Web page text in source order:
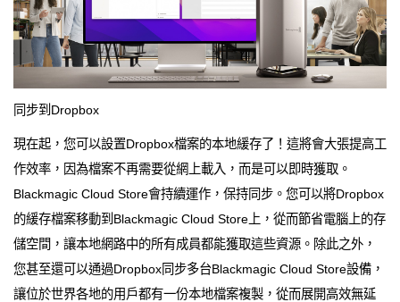
同步到Dropbox
現在起，您可以設置Dropbox檔案的本地緩存了！這將會大張提高工
作效率，因為檔案不再需要從網上載入，而是可以即時獲取。
Blackmagic Cloud Store會持續運作，保持同步。您可以將Dropbox
的緩存檔案移動到Blackmagic Cloud Store上，從而節省電腦上的存
儲空間，讓本地網路中的所有成員都能獲取這些資源。除此之外，
您甚至還可以通過Dropbox同步多台Blackmagic Cloud Store設備，
讓位於世界各地的用戶都有一份本地檔案複製，從而展開高效無延